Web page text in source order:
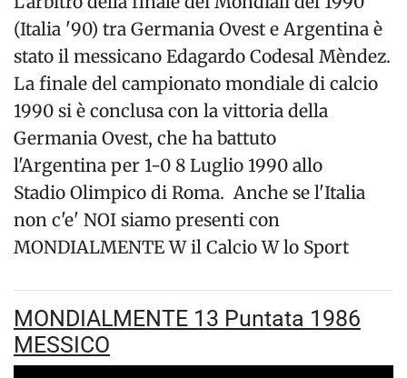
(Italia '90) tra Germania Ovest e Argentina è
stato il messicano Edagardo Codesal Mèndez.
La finale del campionato mondiale di calcio
1990 si è conclusa con la vittoria della
Germania Ovest, che ha battuto
l'Argentina per 1-0 8 Luglio 1990 allo
Stadio Olimpico di Roma. Anche se l'Italia
non c'e' NOI siamo presenti con
MONDIALMENTE W il Calcio W lo Sport
MONDIALMENTE 13 Puntata 1986
MESSICO